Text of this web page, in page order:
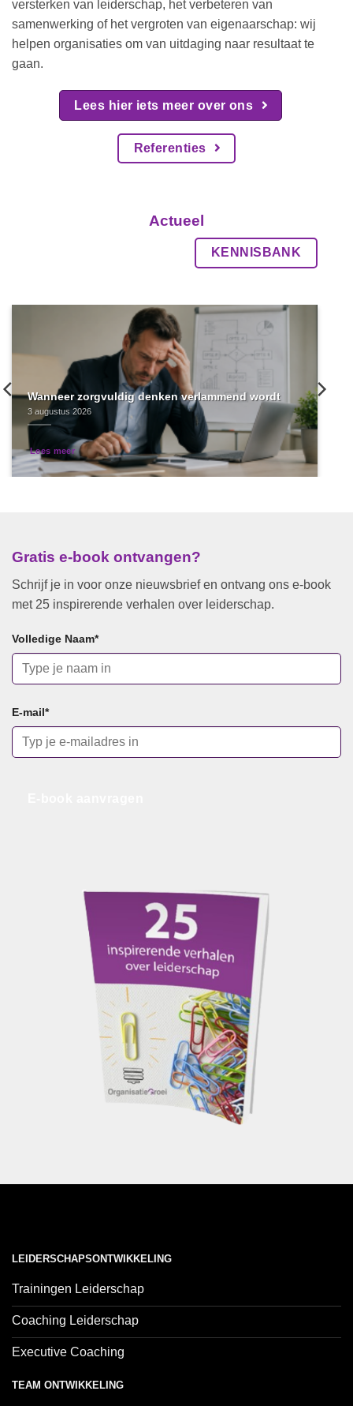
versterken van leiderschap, het verbeteren van
samenwerking of het vergroten van eigenaarschap: wij
helpen organisaties om van uitdaging naar resultaat te
gaan.
Lees hier iets meer over ons
Referenties
Actueel
KENNISBANK
Wanneer zorgvuldig denken verlammend wordt
3 augustus 2026
Lees meer
Gratis e-book ontvangen?
Schrijf je in voor onze nieuwsbrief en ontvang ons e-book
met 25 inspirerende verhalen over leiderschap.
Volledige Naam*
E-mail*
LEIDERSCHAPSONTWIKKELING
Trainingen Leiderschap
Coaching Leiderschap
Executive Coaching
TEAM ONTWIKKELING